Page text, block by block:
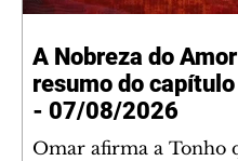
A Nobreza do
resumo do capítulo
- 07/08/2026
Omar afirma a Tonho